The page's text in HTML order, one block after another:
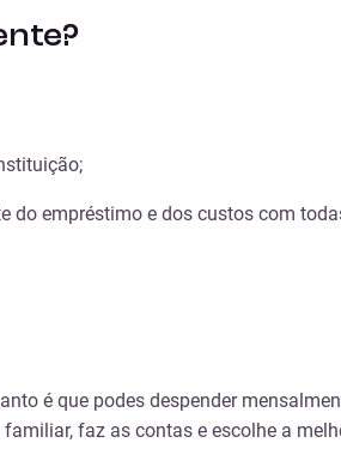
empréstimo e dos custos com
é que podes despender
faz as contas e escolhe a